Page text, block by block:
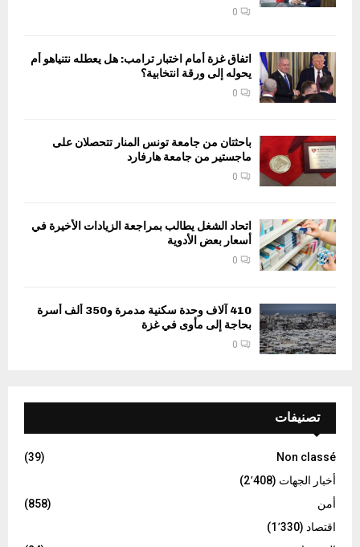
0
اتفاق غزة أمام اختبار ترامب: هل يعطله نتنياهو أم
يحوله إلى ورقة انتخابية؟
0
باحثتان من جامعة تونس المنار تتحصلان على
ماجستير من جامعة هارفارد
0
اتحاد الشغل يطالب بمراجعة الزيادات الأخيرة في
أسعار بعض الأدوية
0
410 آلاف وحدة سكنية مدمرة و350 ألف أسرة
بحاجة إلى مأوى في غزة
0
تصنيفات
Non classé
(39)
أخبار الجهات (2٬408)
أمن
(858)
اقتصاد (1٬330)